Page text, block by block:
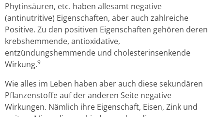
Phytinsäuren, etc. haben allesamt negative
(antinutritive) Eigenschaften, aber auch zahlreiche
Positive. Zu den positiven Eigenschaften gehören deren
krebshemmende, antioxidative,
entzündungshemmende und cholesterinsenkende
Wirkung.9
Wie alles im Leben haben aber auch diese sekundären
Pflanzenstoffe auf der anderen Seite negative
Wirkungen. Nämlich ihre Eigenschaft, Eisen, Zink und